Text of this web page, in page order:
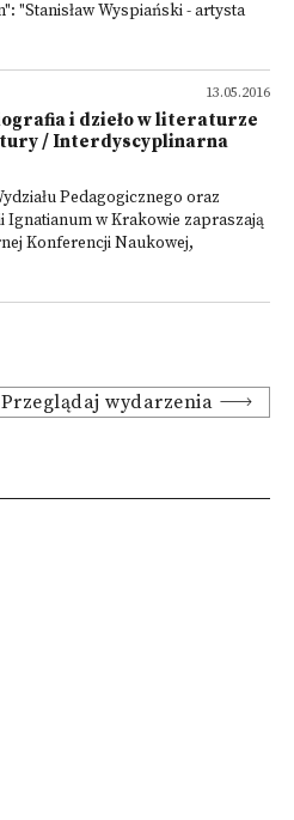
"Stanisław Wyspiański - artysta
13.05.2016
i dzieło w literaturze
/ Interdyscyplinarna
Pedagogicznego oraz
Ignatianum w Krakowie zapraszają
Konferencji Naukowej,
Przeglądaj wydarzenia